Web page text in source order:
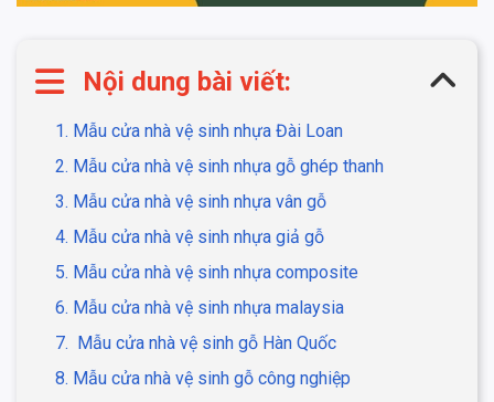
Nội dung bài viết:
1. Mẫu cửa nhà vệ sinh nhựa Đài Loan
2. Mẫu cửa nhà vệ sinh nhựa gỗ ghép thanh
3. Mẫu cửa nhà vệ sinh nhựa vân gỗ
4. Mẫu cửa nhà vệ sinh nhựa giả gỗ
5. Mẫu cửa nhà vệ sinh nhựa composite
6. Mẫu cửa nhà vệ sinh nhựa malaysia
7. Mẫu cửa nhà vệ sinh gỗ Hàn Quốc
8. Mẫu cửa nhà vệ sinh gỗ công nghiệp